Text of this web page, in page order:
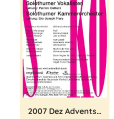
2007 Dez Adventskonzert